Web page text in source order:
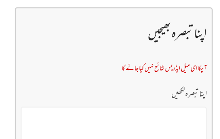
اپنا تبصرہ بھیجیں
آپکا ای میل ایڈریس شائع نہیں کیا جائے گا
اپنا تبصرہ لکھیں